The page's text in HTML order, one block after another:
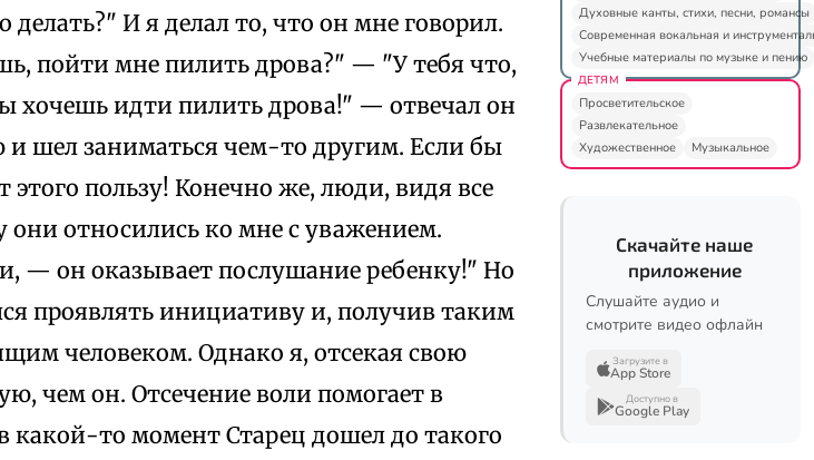
И я делал то, что он мне говорил.
пойти мне пилить дрова?" — "У тебя что,
хочешь идти пилить дрова!" — отвечал он
и шел заниматься чем-то другим. Если бы
пользу! Конечно же, люди, видя все
они относились ко мне с уважением.
— он оказывает послушание ребенку!" Но
проявлять инициативу и, получив таким
человеком. Однако я, отсекая свою
чем он. Отсечение воли помогает в
то момент Старец дошел до такого
Духовные канты, стихи, песни, романсы
Современная вокальная и
Учебные материалы по музыке и пению
ДЕТЯМ
Просветительское
Развлекательное
Художественное
Музыкальное
Скачайте наше
приложение
Слушайте аудио и
смотрите видео офлайн
Загрузите в
App Store
Доступно в
Google Play